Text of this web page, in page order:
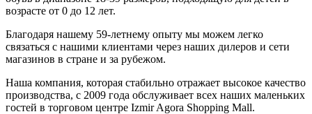
возрасте от 0 до 12 лет.
Благодаря нашему 59-летнему опыту мы можем легко
связаться с нашими клиентами через наших дилеров и сети
магазинов в стране и за рубежом.
Наша компания, которая стабильно отражает высокое качество
производства, с 2009 года обслуживает всех наших маленьких
гостей в торговом центре Izmir Agora Shopping Mall.